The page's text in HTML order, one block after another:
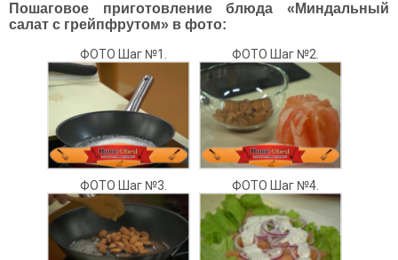
Пошаговое приготовление блюда «Миндальный
салат с грейпфрутом» в фото:
ФОТО Шаг №1. ФОТО Шаг №2.
ФОТО Шаг №3. ФОТО Шаг №4.